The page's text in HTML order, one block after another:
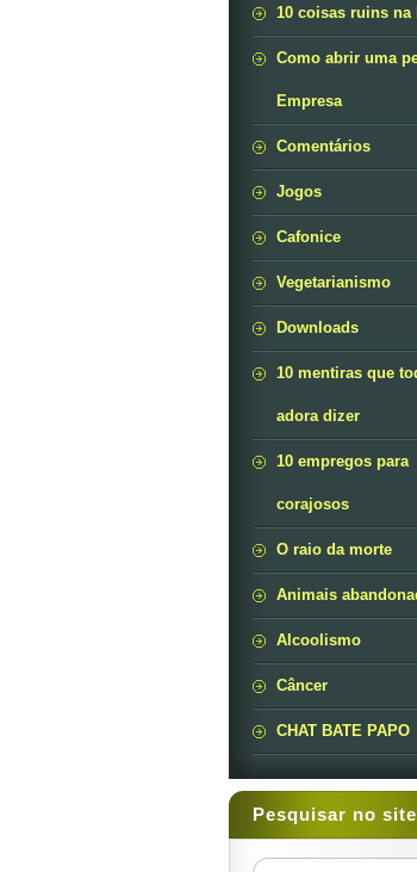
10 coisas ruins na
Como abrir uma
Empresa
Comentários
Jogos
Cafonice
Vegetarianismo
Downloads
10 mentiras que
adora dizer
10 empregos para
corajosos
O raio da morte
Animais
Alcoolismo
Câncer
CHAT BATE PAPO
Pesquisar no site